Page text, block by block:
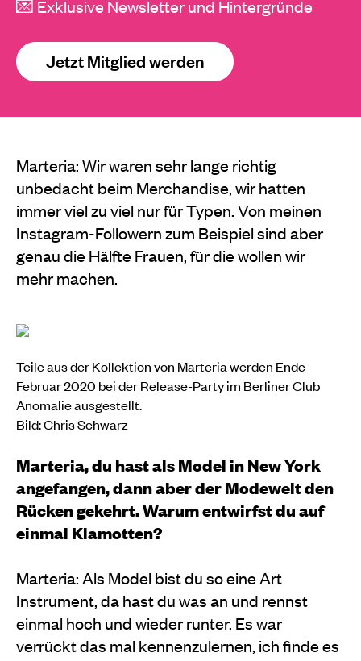
💌 Exklusive Newsletter und Hintergründe
Jetzt Mitglied werden
Marteria: Wir waren sehr lange richtig
unbedacht beim Merchandise, wir hatten
immer viel zu viel nur für Typen. Von meinen
Instagram-Followern zum Beispiel sind aber
genau die Hälfte Frauen, für die wollen wir
mehr machen.
Teile aus der Kollektion von Marteria werden Ende
Februar 2020 bei der Release-Party im Berliner Club
Anomalie ausgestellt.
Bild: Chris Schwarz
Marteria, du hast als Model in New York
angefangen, dann aber der Modewelt den
Rücken gekehrt. Warum entwirfst du auf
einmal Klamotten?
Marteria: Als Model bist du so eine Art
Instrument, da hast du was an und rennst
einmal hoch und wieder runter. Es war
verrückt das mal kennenzulernen, ich finde es